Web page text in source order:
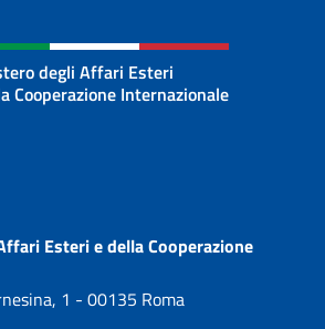
degli Affari Esteri
Cooperazione Internazionale
Esteri e della Cooperazione
1 - 00135 Roma